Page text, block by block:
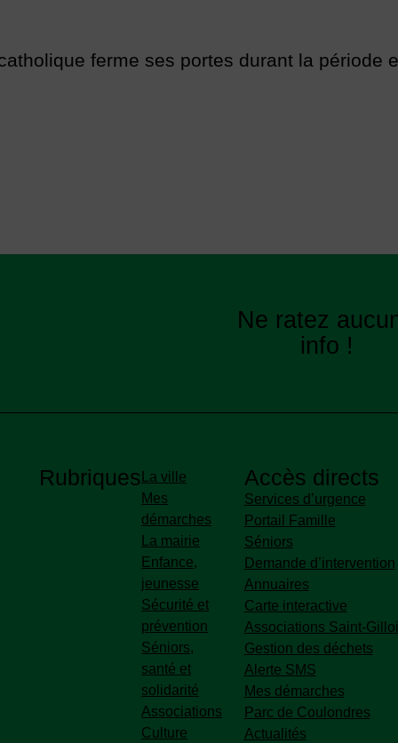
ferme ses portes durant la période
Ne ratez
info !
Rubriques La ville
Mes
démarches
La mairie
Enfance,
jeunesse
Sécurité et
prévention
Séniors,
santé et
solidarité
Associations
Culture
Accès directs
Accès directs pied de
Services d’urgence
Portail Famille
Séniors
Demande d’intervention
Annuaires
Carte interactive
Associations Saint-
Gestion des déchets
Alerte SMS
Mes démarches
Parc de Coulondres
Actualités